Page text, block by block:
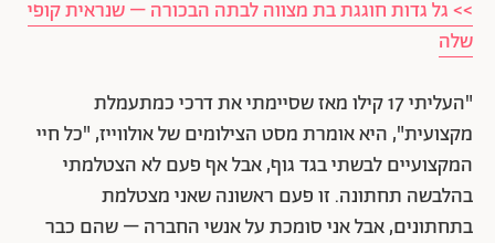
>> גל גדות חוגגת בת מצווה לבתה הבכורה – שנראית קופי
שלה
"העליתי 17 קילו מאז שסיימתי את דרכי כמתעמלת
מקצועית", היא אומרת מסט הצילומים של אולווייז, "כל חיי
המקצועיים לבשתי בגד גוף, אבל אף פעם לא הצטלמתי
בהלבשה תחתונה. זו פעם ראשונה שאני מצטלמת
בתחתונים, אבל אני סומכת על אנשי החברה – שהם כבר